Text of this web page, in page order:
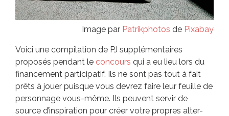
Image par Patrikphotos de Pixabay
Voici une compilation de PJ supplémentaires
proposés pendant le concours qui a eu lieu lors du
financement participatif. Ils ne sont pas tout à fait
prêts à jouer puisque vous devrez faire leur feuille de
personnage vous-même. Ils peuvent servir de
source d’inspiration pour créer votre propres alter-